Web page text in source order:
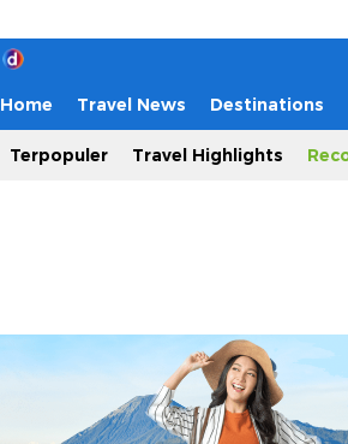
Home Travel News Destinations
Terpopuler Travel Highlights